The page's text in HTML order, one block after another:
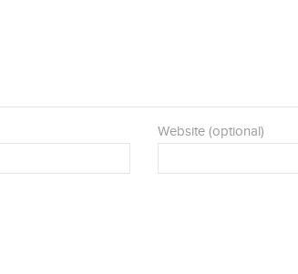
Website (optional)